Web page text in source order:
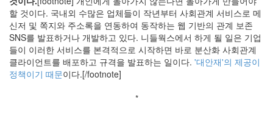
할 것이다. 국내외 수많은 업체들이 작년부터 사회관계 서비스로 메
신저 및 쪽지와 주소록을 연동하여 동작하는 웹 기반의 관계 보존
SNS를 발표하거나 개발하고 있다. 니들웍스에서 하게 될 일은 기업
들이 이러한 서비스를 본격적으로 시작하면 바로 분산화 사회관계
클라이언트를 배포하고 규격을 발표하는 일이다. '대안재'의 제공이
정책이기 때문이다.[/footnote]
*
써
디
어
openAPI